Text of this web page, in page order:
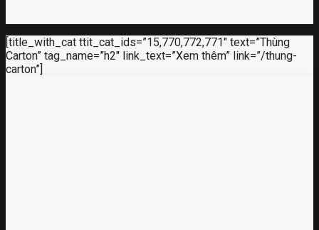
[title_with_cat ttit_cat_ids=”15,770,772,771″ text=”Thùng
Carton” tag_name=”h2″ link_text=”Xem thêm” link=”/thung-
carton”]